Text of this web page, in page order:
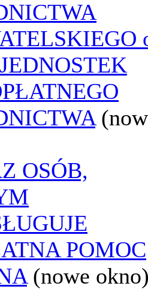
OSÓB,
POMOC
(nowe